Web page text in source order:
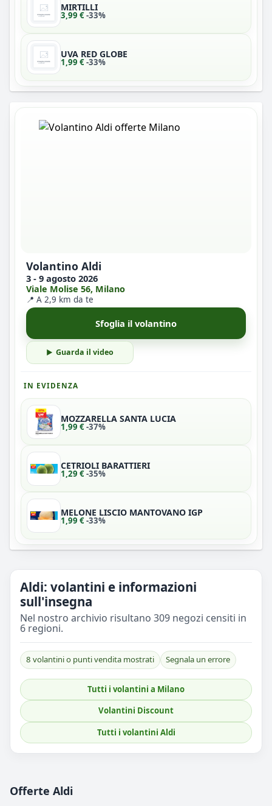
MIRTILLI
3,99 €-33%
UVA RED GLOBE
1,99 €-33%
Volantino Aldi
3 - 9 agosto 2026
Viale Molise 56, Milano
📍 A 2,9 km da te
Sfoglia il volantino
Guarda il video
IN EVIDENZA
MOZZARELLA SANTA LUCIA
1,99 €-37%
CETRIOLI BARATTIERI
1,29 €-35%
MELONE LISCIO MANTOVANO IGP
1,99 €-33%
Aldi: volantini e informazioni
sull'insegna
Nel nostro archivio risultano 309 negozi censiti in
6 regioni.
8 volantini o punti vendita mostrati Segnala un errore
Tutti i volantini a Milano
Volantini Discount
Tutti i volantini Aldi
Offerte Aldi